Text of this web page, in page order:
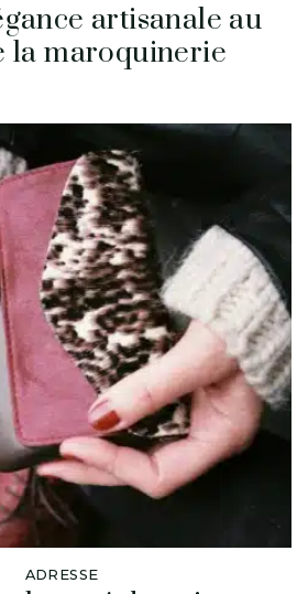
artisanale au
la maroquinerie
ADRESSE